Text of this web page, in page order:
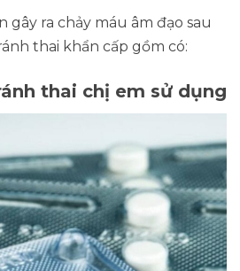
ra chảy máu âm đạo sau
thai khẩn cấp gồm có:
thai chị em sử dụng